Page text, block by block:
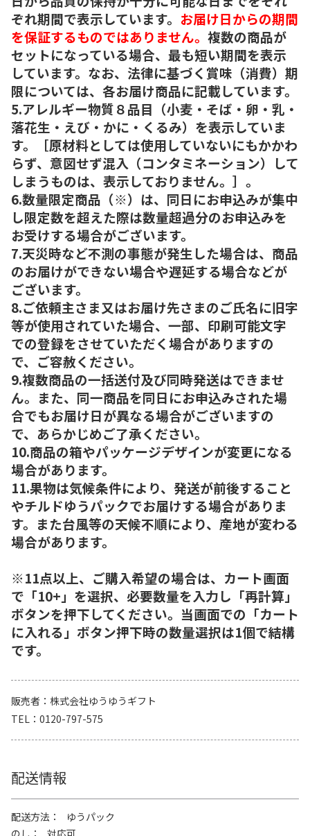
ぞれ期間で表示しています。 お届け日からの期間
を保証するものではありません。 複数の商品が
セットになっている場合、最も短い期間を表示
しています。なお、法律に基づく賞味（消費）期
限については、各お届け商品に記載しています。
5.アレルギー物質８品目（小麦・そば・卵・乳・
落花生・えび・かに・くるみ）を表示していま
す。［原材料としては使用していないにもかかわ
らず、意図せず混入（コンタミネーション）して
しまうものは、表示しておりません。］。
6.数量限定商品（※）は、同日にお申込みが集中
し限定数を超えた際は数量超過分のお申込みを
お受けする場合がございます。
7.天災時など不測の事態が発生した場合は、商品
のお届けができない場合や遅延する場合などが
ございます。
8.ご依頼主さま又はお届け先さまのご氏名に旧字
等が使用されていた場合、一部、印刷可能文字
での登録をさせていただく場合がありますの
で、ご容赦ください。
9.複数商品の一括送付及び同時発送はできませ
ん。また、同一商品を同日にお申込みされた場
合でもお届け日が異なる場合がございますの
で、あらかじめご了承ください。
10.商品の箱やパッケージデザインが変更になる
場合があります。
11.果物は気候条件により、発送が前後すること
やチルドゆうパックでお届けする場合がありま
す。また台風等の天候不順により、産地が変わる
場合があります。
※11点以上、ご購入希望の場合は、カート画面
で「10+」を選択、必要数量を入力し「再計算」
ボタンを押下してください。当画面での「カート
に入れる」ボタン押下時の数量選択は1個で結構
です。
販売者
株式会社ゆうゆうギフト
TEL
0120-797-575
配送情報
配送方法
ゆうパック